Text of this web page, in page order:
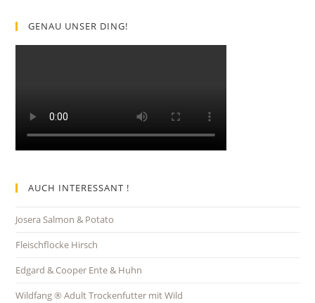
GENAU UNSER DING!
AUCH INTERESSANT !
Josera Salmon & Potato
Fleischflocke Hirsch
Edgard & Cooper Ente & Huhn
Wildfang ® Adult Trockenfutter mit Wild